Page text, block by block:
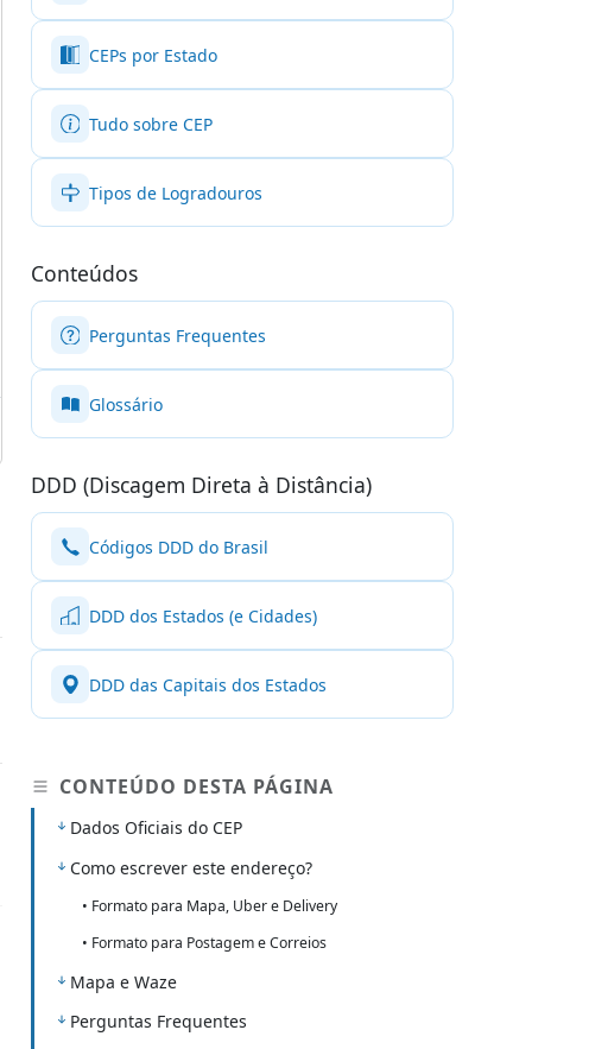
CEPs por Estado
Tudo sobre CEP
Tipos de Logradouros
Conteúdos
Perguntas Frequentes
Glossário
DDD (Discagem Direta à Distância)
Códigos DDD do Brasil
DDD dos Estados (e Cidades)
DDD das Capitais dos Estados
CONTEÚDO DESTA PÁGINA
Dados Oficiais do CEP
Como escrever este endereço?
• Formato para Mapa, Uber e Delivery
• Formato para Postagem e Correios
Mapa e Waze
Perguntas Frequentes